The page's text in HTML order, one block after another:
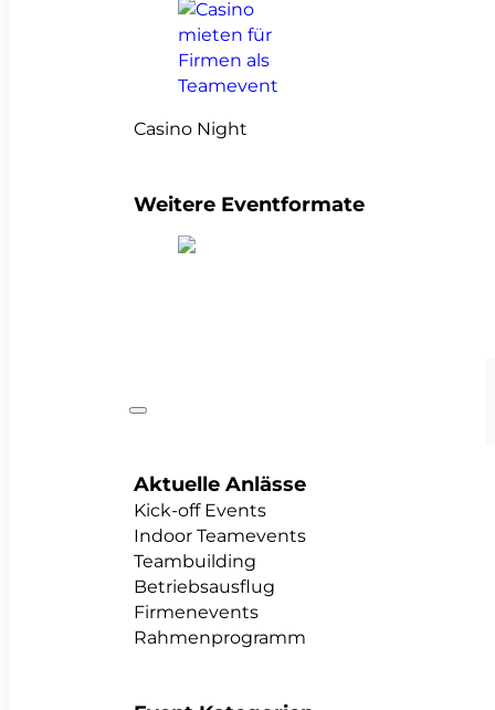
Casino Night
Weitere Eventformate
Aktuelle Anlässe
Kick-off Events
Indoor Teamevents
Teambuilding
Betriebsausflug
Firmenevents
Rahmenprogramm